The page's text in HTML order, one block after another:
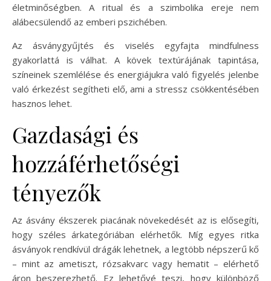
életminőségben. A ritual és a szimbolika ereje nem
alábecsülendő az emberi pszichében.
Az ásványgyűjtés és viselés egyfajta mindfulness
gyakorlattá is válhat. A kövek textúrájának tapintása,
színeinek szemlélése és energiájukra való figyelés jelenbe
való érkezést segítheti elő, ami a stressz csökkentésében
hasznos lehet.
Gazdasági és
hozzáférhetőségi
tényezők
Az ásvány ékszerek piacának növekedését az is elősegíti,
hogy széles árkategóriában elérhetők. Míg egyes ritka
ásványok rendkívül drágák lehetnek, a legtöbb népszerű kő
– mint az ametiszt, rózsakvarc vagy hematit – elérhető
áron beszerezhető. Ez lehetővé teszi, hogy különböző